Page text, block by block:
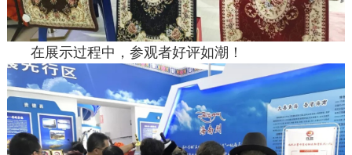
在展示过程中，参观者好评如潮！